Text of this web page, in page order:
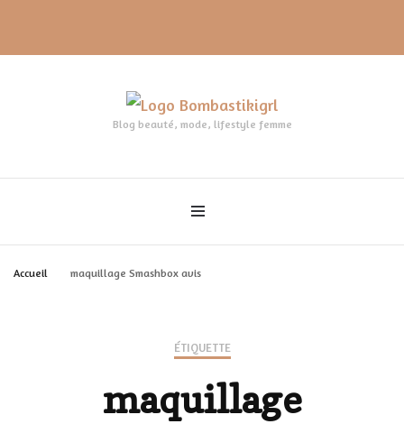
Blog beauté, mode, lifestyle femme
Accueil maquillage Smashbox avis
ÉTIQUETTE
maquillage